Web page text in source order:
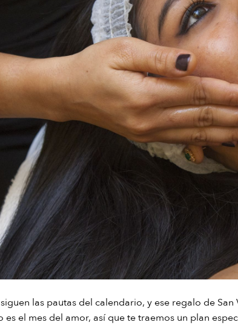
las pautas del calendario, y ese regalo de
es el mes del amor, así que te traemos un plan